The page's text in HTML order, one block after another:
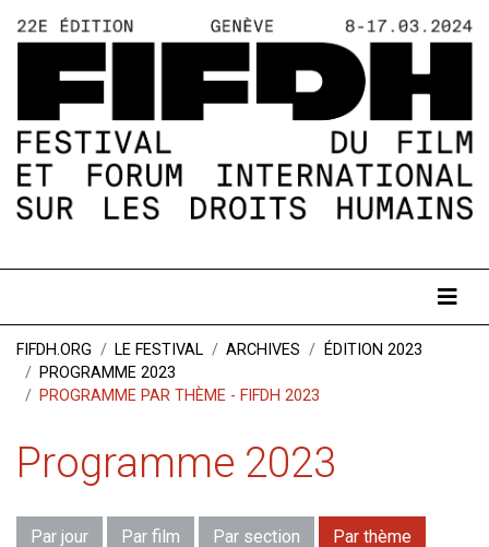
FIFDH.ORG LE FESTIVAL ARCHIVES
ÉDITION 2023
PROGRAMME 2023
PROGRAMME PAR THÈME - FIFDH 2023
Programme 2023
Par jour Par film Par section Par thème